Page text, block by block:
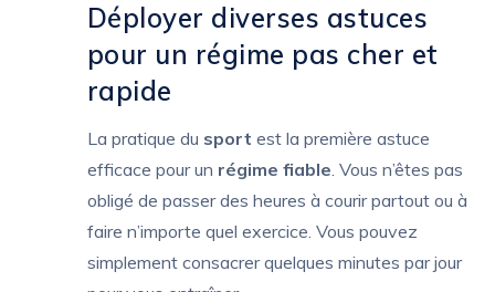
Déployer diverses astuces
pour un régime pas cher et
rapide
La pratique du sport est la première astuce
efficace pour un régime fiable. Vous n’êtes pas
obligé de passer des heures à courir partout ou à
faire n’importe quel exercice. Vous pouvez
simplement consacrer quelques minutes par jour